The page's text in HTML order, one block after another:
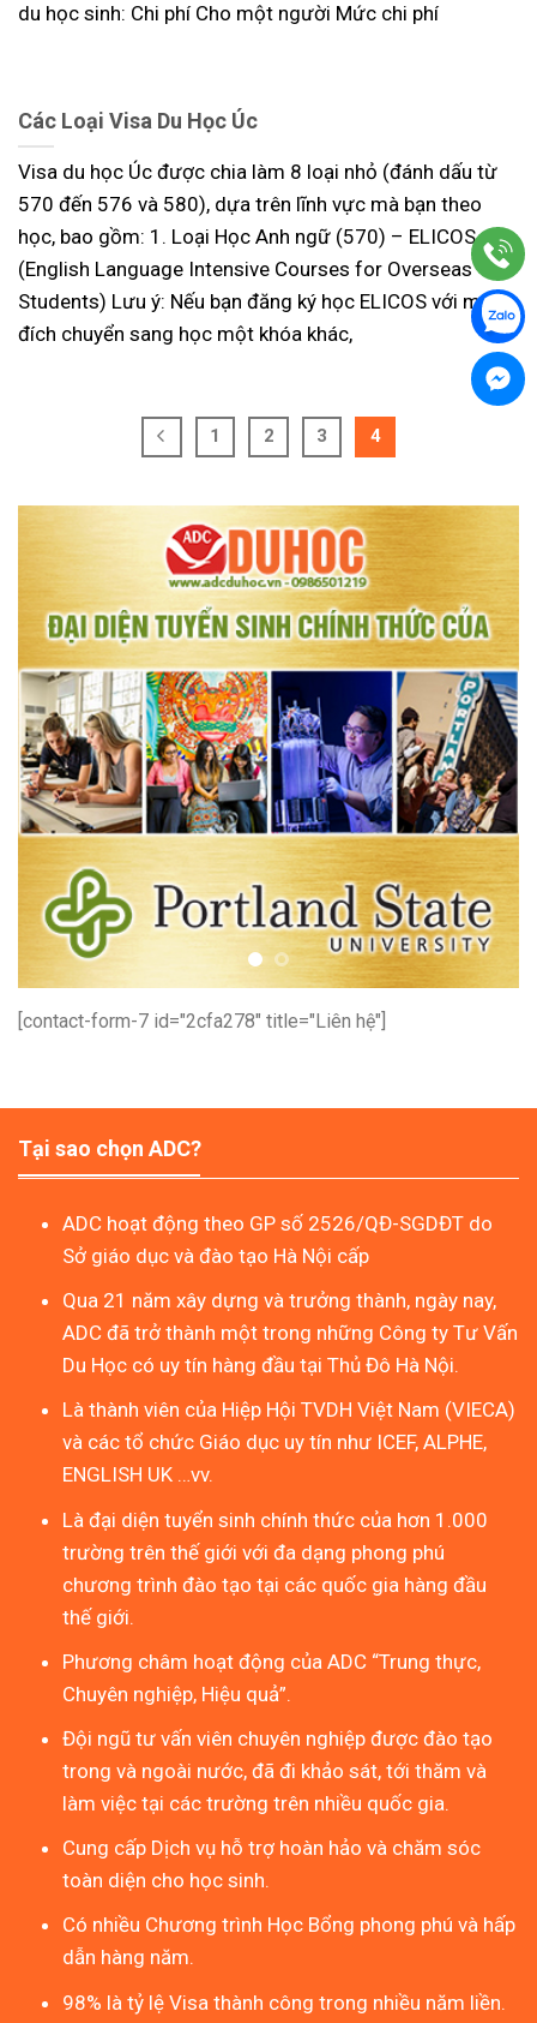
du học sinh: Chi phí Cho một người Mức chi phí
Các Loại Visa Du Học Úc
Visa du học Úc được chia làm 8 loại nhỏ (đánh dấu từ
570 đến 576 và 580), dựa trên lĩnh vực mà bạn theo
học, bao gồm: 1. Loại Học Anh ngữ (570) – ELICOS
(English Language Intensive Courses for Overseas
Students) Lưu ý: Nếu bạn đăng ký học ELICOS với mục
đích chuyển sang học một khóa khác,
1 2 3 4
[contact-form-7 id="2cfa278" title="Liên hệ"]
Tại sao chọn ADC?
ADC hoạt động theo GP số 2526/QĐ-SGDĐT do
Sở giáo dục và đào tạo Hà Nội cấp
Qua 21 năm xây dựng và trưởng thành, ngày nay,
ADC đã trở thành một trong những Công ty Tư Vấn
Du Học có uy tín hàng đầu tại Thủ Đô Hà Nội.
Là thành viên của Hiệp Hội TVDH Việt Nam (VIECA)
và các tổ chức Giáo dục uy tín như ICEF, ALPHE,
ENGLISH UK …vv.
Là đại diện tuyển sinh chính thức của hơn 1.000
trường trên thế giới với đa dạng phong phú
chương trình đào tạo tại các quốc gia hàng đầu
thế giới.
Phương châm hoạt động của ADC “Trung thực,
Chuyên nghiệp, Hiệu quả”.
Đội ngũ tư vấn viên chuyên nghiệp được đào tạo
trong và ngoài nước, đã đi khảo sát, tới thăm và
làm việc tại các trường trên nhiều quốc gia.
Cung cấp Dịch vụ hỗ trợ hoàn hảo và chăm sóc
toàn diện cho học sinh.
Có nhiều Chương trình Học Bổng phong phú và hấp
dẫn hàng năm.
98% là tỷ lệ Visa thành công trong nhiều năm liền.